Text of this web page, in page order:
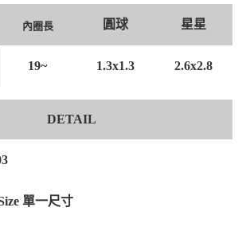
內圈長 圓球 星星
19~ 1.3x1.3 2.6x2.8
DETAIL
單一尺寸